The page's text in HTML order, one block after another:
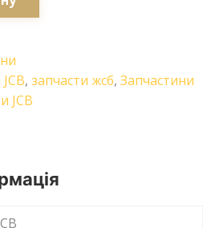
, запчасти жсб, Запчастини
JCB